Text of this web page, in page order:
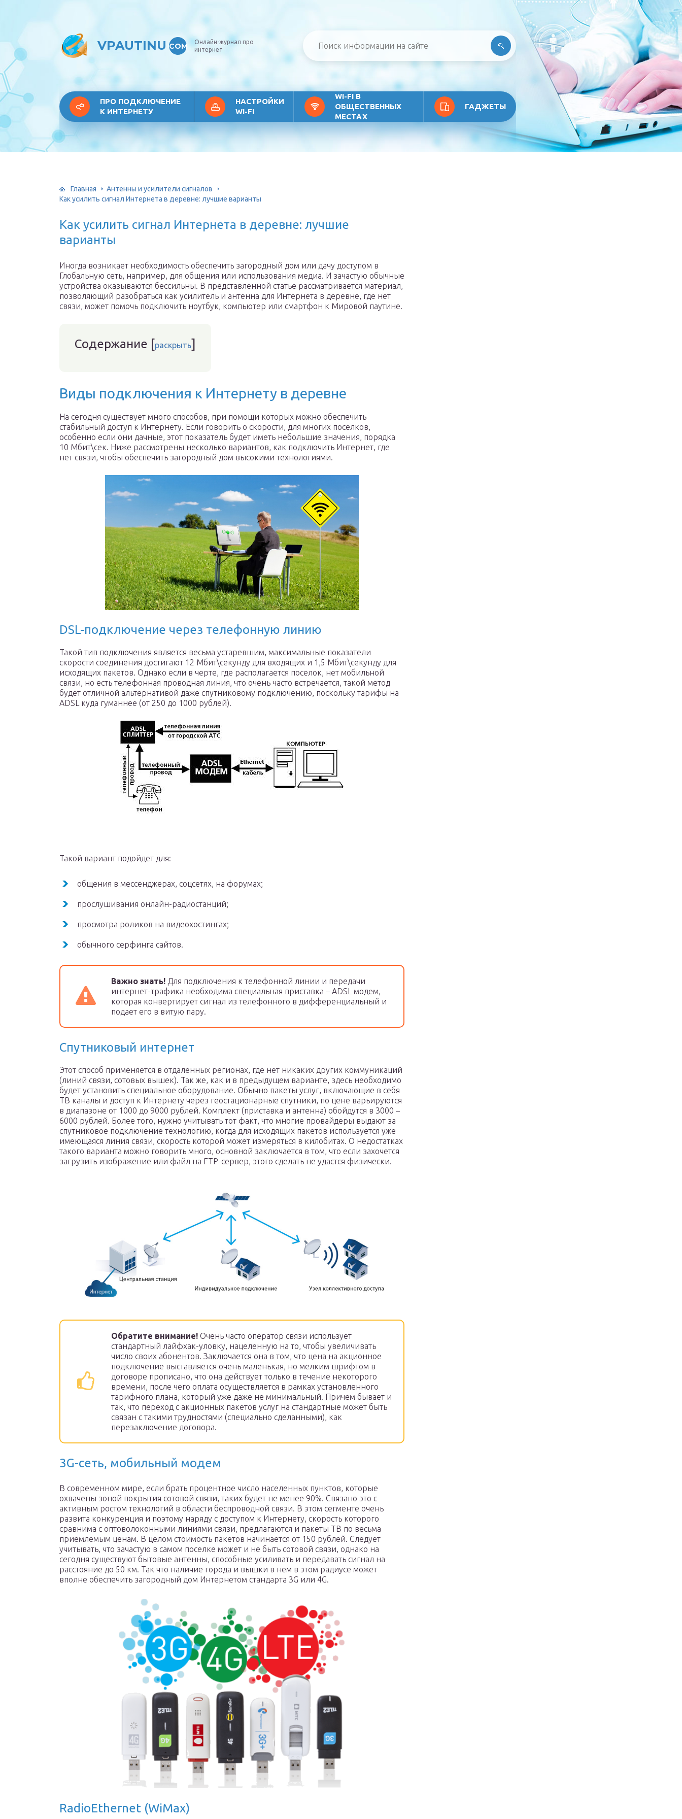
VPAUTINU COM
Онлайн-журнал про
интернет
ПРО ПОДКЛЮЧЕНИЕ
К ИНТЕРНЕТУ
НАСТРОЙКИ
WI-FI
WI-FI В
ОБЩЕСТВЕННЫХ
МЕСТАХ
ГАДЖЕТЫ
Главная
Антенны и усилители сигналов
Как усилить сигнал Интернета в деревне: лучшие варианты
Как усилить сигнал Интернета в деревне: лучшие
варианты
Иногда возникает необходимость обеспечить загородный дом или дачу доступом в
Глобальную сеть, например, для общения или использования медиа. И зачастую обычные
устройства оказываются бессильны. В представленной статье рассматривается материал,
позволяющий разобраться как усилитель и антенна для Интернета в деревне, где нет
связи, может помочь подключить ноутбук, компьютер или смартфон к Мировой паутине.
Содержание [раскрыть]
Виды подключения к Интернету в деревне
На сегодня существует много способов, при помощи которых можно обеспечить
стабильный доступ к Интернету. Если говорить о скорости, для многих поселков,
особенно если они дачные, этот показатель будет иметь небольшие значения, порядка
10 Мбит\сек. Ниже рассмотрены несколько вариантов, как подключить Интернет, где
нет связи, чтобы обеспечить загородный дом высокими технологиями.
DSL-подключение через телефонную линию
Такой тип подключения является весьма устаревшим, максимальные показатели
скорости соединения достигают 12 Мбит\секунду для входящих и 1,5 Мбит\секунду для
исходящих пакетов. Однако если в черте, где располагается поселок, нет мобильной
связи, но есть телефонная проводная линия, что очень часто встречается, такой метод
будет отличной альтернативой даже спутниковому подключению, поскольку тарифы на
ADSL куда гуманнее (от 250 до 1000 рублей).
Такой вариант подойдет для:
общения в мессенджерах, соцсетях, на форумах;
прослушивания онлайн-радиостанций;
просмотра роликов на видеохостингах;
обычного серфинга сайтов.
Важно знать! Для подключения к телефонной линии и передачи
интернет-трафика необходима специальная приставка – ADSL модем,
которая конвертирует сигнал из телефонного в дифференциальный и
подает его в витую пару.
Спутниковый интернет
Этот способ применяется в отдаленных регионах, где нет никаких других коммуникаций
(линий связи, сотовых вышек). Так же, как и в предыдущем варианте, здесь необходимо
будет установить специальное оборудование. Обычно пакеты услуг, включающие в себя
ТВ каналы и доступ к Интернету через геостационарные спутники, по цене варьируются
в диапазоне от 1000 до 9000 рублей. Комплект (приставка и антенна) обойдутся в 3000 –
6000 рублей. Более того, нужно учитывать тот факт, что многие провайдеры выдают за
спутниковое подключение технологию, когда для исходящих пакетов используется уже
имеющаяся линия связи, скорость которой может измеряться в килобитах. О недостатках
такого варианта можно говорить много, основной заключается в том, что если захочется
загрузить изображение или файл на FTP-сервер, этого сделать не удастся физически.
Обратите внимание! Очень часто оператор связи использует
стандартный лайфхак-уловку, нацеленную на то, чтобы увеличивать
число своих абонентов. Заключается она в том, что цена на акционное
подключение выставляется очень маленькая, но мелким шрифтом в
договоре прописано, что она действует только в течение некоторого
времени, после чего оплата осуществляется в рамках установленного
тарифного плана, который уже даже не минимальный. Причем бывает и
так, что переход с акционных пакетов услуг на стандартные может быть
связан с такими трудностями (специально сделанными), как
перезаключение договора.
3G-сеть, мобильный модем
В современном мире, если брать процентное число населенных пунктов, которые
охвачены зоной покрытия сотовой связи, таких будет не менее 90%. Связано это с
активным ростом технологий в области беспроводной связи. В этом сегменте очень
развита конкуренция и поэтому наряду с доступом к Интернету, скорость которого
сравнима с оптоволоконными линиями связи, предлагаются и пакеты ТВ по весьма
приемлемым ценам. В целом стоимость пакетов начинается от 150 рублей. Следует
учитывать, что зачастую в самом поселке может и не быть сотовой связи, однако на
сегодня существуют бытовые антенны, способные усиливать и передавать сигнал на
расстояние до 50 км. Так что наличие города и вышки в нем в этом радиусе может
вполне обеспечить загородный дом Интернетом стандарта 3G или 4G.
RadioEthernet (WiMax)